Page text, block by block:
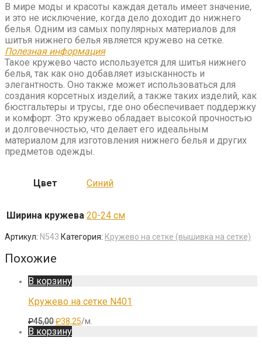
В мире моды и красоты каждая деталь имеет значение,
и это не исключение, когда дело доходит до нижнего
белья. Одним из самых популярных материалов для
шитья нижнего белья является кружево на сетке.
Полезная информация
Такое кружево часто используется для шитья нижнего
белья, так как оно добавляет изысканность и
элегантность. Оно также может использоваться для
создания корсетных изделий, а также таких изделий, как
бюстгальтеры и трусы, где оно обеспечивает поддержку
и комфорт. Это кружево обладает высокой прочностью
и долговечностью, что делает его идеальным
материалом для изготовления нижнего белья и других
предметов одежды.
Цвет Синий
Ширина кружева 20-24 см
Артикул: N543 Категория: Кружево на сетке (вышивка на сетке)
Похожие
В корзину
Кружево на сетке N401
₽45,00Первоначальная
цена
составляла
₽38,25Текущая
/м.
В корзину